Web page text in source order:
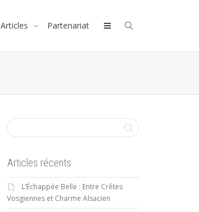
Articles Partenariat
Articles récents
L’Échappée Belle : Entre Crêtes
Vosgiennes et Charme Alsacien